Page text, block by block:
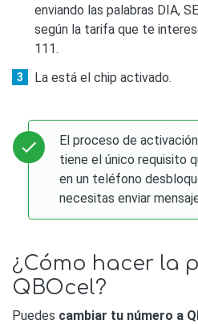
enviando las palabras DIA,
según la tarifa que te
111.
La está el chip activado.
El proceso de
tiene el único requisito
en un teléfono
necesitas enviar
¿Cómo hacer la
QBOcel?
Puedes cambiar tu número a